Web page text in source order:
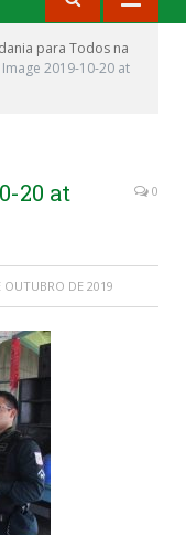
para Todos na
2019-10-20 at
20 at
0
OUTUBRO DE 2019